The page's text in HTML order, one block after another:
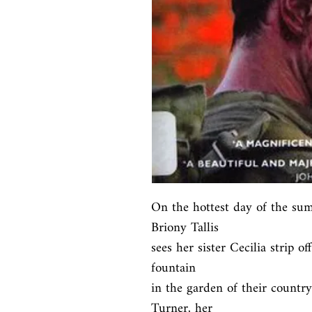
On the hottest day of the
Briony Tallis
sees her sister Cecilia strip
fountain
in the garden of their